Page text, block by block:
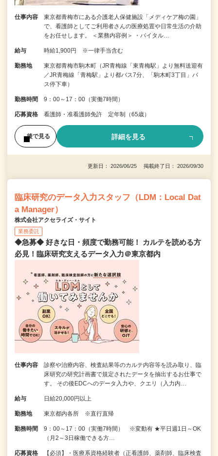
仕事内容
東京都青梅市にある介護老人保健施設「メディケア梅の園」
で、看護師としてご利用者さんの医療処置や日常生活の介助
をお任せします。 ＜業務内容例＞ ・バイタル…
給与 時給1,900円 ※一律手当含む
勤務地
東京都青梅市駒木町（JR青梅線「東青梅駅」より無料送迎有
／JR青梅線「青梅駅」より都バス7分、「駒木町3丁目」バ
ス停下車）
勤務時間 9：00～17：00（実働7時間）
応募資格 看護師・准看護師免許 定年制（65歳）
後で見る 詳細を見る
更新日： 2026/06/25 掲載終了日： 2026/09/30
臨床研究のデータ入力スタッフ（LDM：Local Dat
a Manager）
株式会社アクセライズ・サイト
業務委託
◆急募◆ 好きな日・頻度で勤務可能！ カルテを読める方
必見！臨床研究支えるデータ入力＠東京都内
仕事内容
診察や治療内容、検査結果等のカルテ内容等を読み取り、臨
床研究の研究計画書で規定されたデータを抽出するお仕事で
す。 その後EDCへのデータ入力や、クエリ（入力内…
給与 日給20,000円以上
勤務地 東京都内各所 ※直行直帰
勤務時間
9：00～17：00（実働7時間） ※変動有 ★平日週1日～OK
（月2～3日稼働できる方…
応募資格 【必須】・医療系資格経験者（正看護師、薬剤師、臨床検査